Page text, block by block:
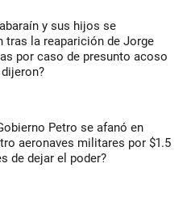
y sus hijos se
tras la reaparición de Jorge
por caso de presunto acoso
Petro se afanó en
aeronaves militares por $1.5
de dejar el poder?